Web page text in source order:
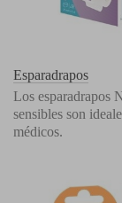
Esparadrapos
Los esparadrapos
sensibles son
médicos.